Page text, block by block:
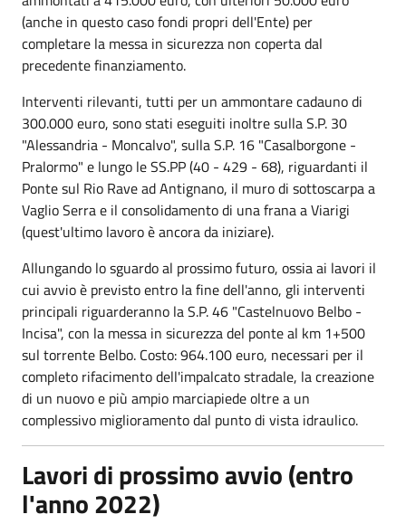
(anche in questo caso fondi propri dell'Ente) per
completare la messa in sicurezza non coperta dal
precedente finanziamento.
Interventi rilevanti, tutti per un ammontare cadauno di
300.000 euro, sono stati eseguiti inoltre sulla S.P. 30
"Alessandria - Moncalvo", sulla S.P. 16 "Casalborgone -
Pralormo" e lungo le SS.PP (40 - 429 - 68), riguardanti il
Ponte sul Rio Rave ad Antignano, il muro di sottoscarpa a
Vaglio Serra e il consolidamento di una frana a Viarigi
(quest'ultimo lavoro è ancora da iniziare).
Allungando lo sguardo al prossimo futuro, ossia ai lavori il
cui avvio è previsto entro la fine dell'anno, gli interventi
principali riguarderanno la S.P. 46 "Castelnuovo Belbo -
Incisa", con la messa in sicurezza del ponte al km 1+500
sul torrente Belbo. Costo: 964.100 euro, necessari per il
completo rifacimento dell'impalcato stradale, la creazione
di un nuovo e più ampio marciapiede oltre a un
complessivo miglioramento dal punto di vista idraulico.
Lavori di prossimo avvio (entro
l'anno 2022)